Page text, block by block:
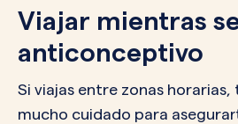
Viajar mientras
anticonceptivo
Si viajas entre zonas
mucho cuidado para